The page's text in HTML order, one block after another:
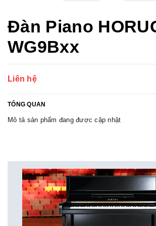
Đàn Piano
WG9Bxx
Liên hệ
TỔNG QUAN
Mô tả sản phẩm đang được cập nhật